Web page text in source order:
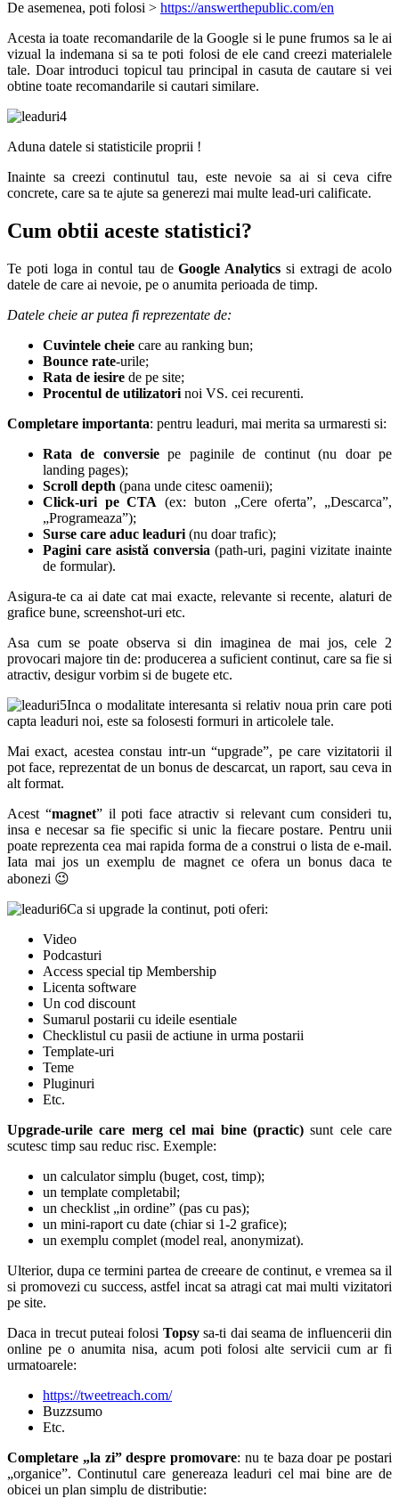
De asemenea, poti folosi > https://answerthepublic.com/en
Acesta ia toate recomandarile de la Google si le pune frumos sa le ai
vizual la indemana si sa te poti folosi de ele cand creezi materialele
tale. Doar introduci topicul tau principal in casuta de cautare si vei
obtine toate recomandarile si cautari similare.
Aduna datele si statisticile proprii !
Inainte sa creezi continutul tau, este nevoie sa ai si ceva cifre
concrete, care sa te ajute sa generezi mai multe lead-uri calificate.
Cum obtii aceste statistici?
Te poti loga in contul tau deGoogle Analytics si extragi de acolo
datele de care ai nevoie, pe o anumita perioada de timp.
Datele cheie ar putea fi reprezentate de:
Cuvintele cheie care au ranking bun;
Bounce rate-urile;
Rata de iesire de pe site;
Procentul de utilizatori noi VS. cei recurenti.
Completare importanta: pentru leaduri, mai merita sa urmaresti si:
Rata de conversiepe paginile de continut (nu doar pe
landing pages);
Scroll depth (pana unde citesc oamenii);
Click-uri pe CTA (ex: buton „Cere oferta”, „Descarca”,
„Programeaza”);
Surse care aduc leaduri (nu doar trafic);
Pagini care asistă conversia (path-uri, pagini vizitate inainte
de formular).
Asigura-te ca ai date cat mai exacte, relevante si recente, alaturi de
grafice bune, screenshot-uri etc.
Asa cum se poate observa si din imaginea de mai jos, cele 2
provocari majore tin de: producerea a suficient continut, care sa fie si
atractiv, desigur vorbim si de bugete etc.
Inca o modalitate interesanta si relativ noua prin care poti
capta leaduri noi, este sa folosesti formuri in articolele tale.
Mai exact, acestea constau intr-un “upgrade”, pe care vizitatorii il
pot face, reprezentat de un bonus de descarcat, un raport, sau ceva in
alt format.
Acest “magnet” il poti face atractiv si relevant cum consideri tu,
insa e necesar sa fie specific si unic la fiecare postare. Pentru unii
poate reprezenta cea mai rapida forma de a construi o lista de e-mail.
Iata mai jos un exemplu de magnet ce ofera un bonus daca te
abonezi 😉
Ca si upgrade la continut, poti oferi:
Video
Podcasturi
Access special tip Membership
Licenta software
Un cod discount
Sumarul postarii cu ideile esentiale
Checklistul cu pasii de actiune in urma postarii
Template-uri
Teme
Pluginuri
Etc.
Upgrade-urile care merg cel mai bine (practic) sunt cele care
scutesc timp sau reduc risc. Exemple:
un calculator simplu (buget, cost, timp);
un template completabil;
un checklist „in ordine” (pas cu pas);
un mini-raport cu date (chiar si 1-2 grafice);
un exemplu complet (model real, anonymizat).
Ulterior, dupa ce termini partea de creeare de continut, e vremea sa il
si promovezi cu success, astfel incat sa atragi cat mai multi vizitatori
pe site.
Daca in trecut puteai folosi Topsysa-ti dai seama de influencerii din
online pe o anumita nisa, acum poti folosi alte servicii cum ar fi
urmatoarele:
https://tweetreach.com/
Buzzsumo
Etc.
Completare „la zi” despre promovare: nu te baza doar pe postari
„organice”. Continutul care genereaza leaduri cel mai bine are de
obicei un plan simplu de distributie: